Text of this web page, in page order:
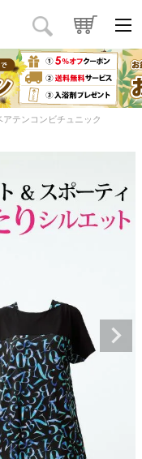
アテンコンビチュニック